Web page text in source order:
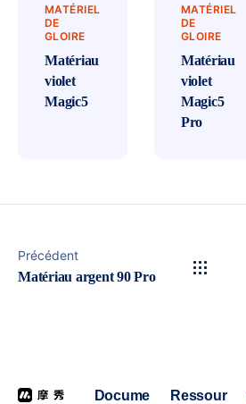
MATÉRIEL
DE
GLOIRE
Matériau
violet
Magic5
MATÉRIEL
DE
GLOIRE
Matériau
violet
Magic5
Pro
Précédent
Matériau argent 90 Pro
Docume
Ressour